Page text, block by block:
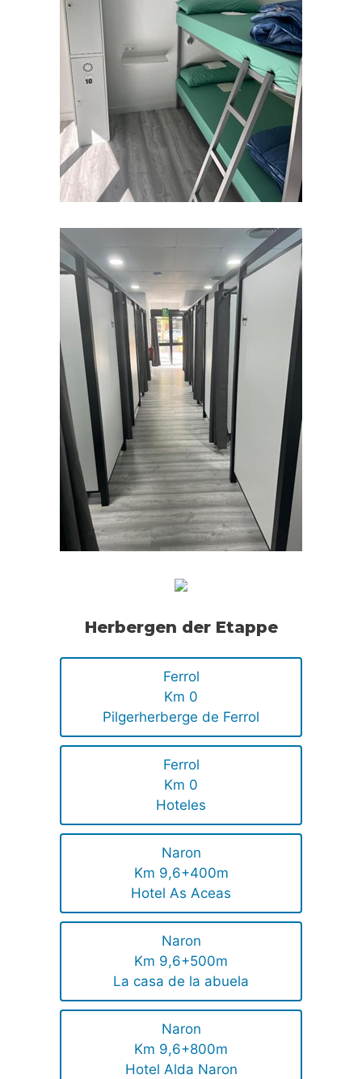
Herbergen der Etappe
Ferrol
Km 0
Pilgerherberge de Ferrol
Ferrol
Km 0
Hoteles
Naron
Km 9,6+400m
Hotel As Aceas
Naron
Km 9,6+500m
La casa de la abuela
Naron
Km 9,6+800m
Hotel Alda Naron